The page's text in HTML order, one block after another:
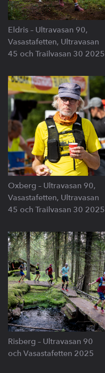
Eldris – Ultravasan 90,
Vasastafetten, Ultravasan
45 och Trailvasan 30 2025
Oxberg – Ultravasan 90,
Vasastafetten, Ultravasan
45 och Trailvasan 30 2025
Risberg – Ultravasan 90
och Vasastafetten 2025